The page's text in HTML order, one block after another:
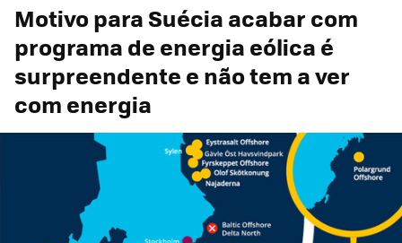
Motivo para Suécia acabar com
programa de energia eólica é
surpreendente e não tem a ver
com energia